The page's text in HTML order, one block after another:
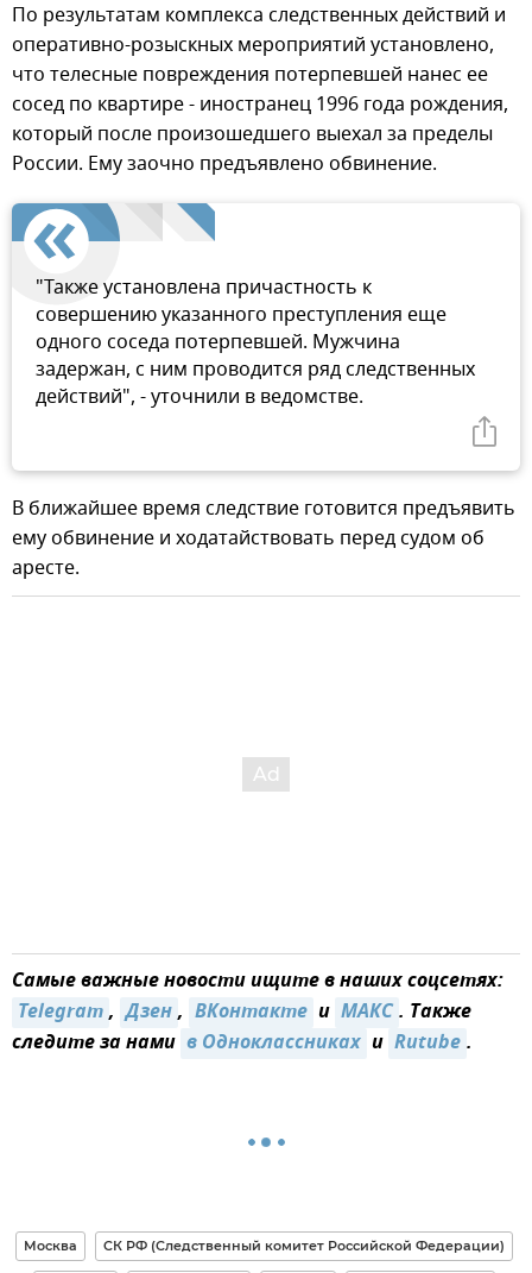
По результатам комплекса следственных действий и
оперативно-розыскных мероприятий установлено,
что телесные повреждения потерпевшей нанес ее
сосед по квартире - иностранец 1996 года рождения,
который после произошедшего выехал за пределы
России. Ему заочно предъявлено обвинение.
"Также установлена причастность к
совершению указанного преступления еще
одного соседа потерпевшей. Мужчина
задержан, с ним проводится ряд следственных
действий", - уточнили в ведомстве.
В ближайшее время следствие готовится предъявить
ему обвинение и ходатайствовать перед судом об
аресте.
Самые важные новости ищите в наших соцсетях:
Telegram, Дзен, ВКонтакте и МАКС. Также
следите за нами в Одноклассниках и Rutube.
Москва СК РФ (Следственный комитет Российской Федерации)